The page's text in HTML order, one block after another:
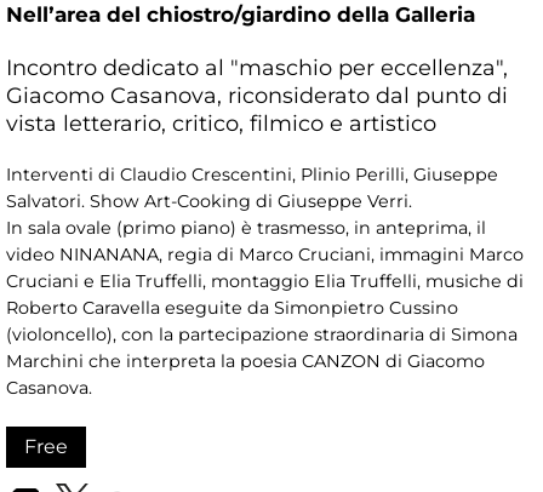
Nellʼarea del chiostro/giardino della Galleria
Incontro dedicato al "maschio per eccellenza",
Giacomo Casanova, riconsiderato dal punto di
vista letterario, critico, filmico e artistico
Interventi di Claudio Crescentini, Plinio Perilli, Giuseppe
Salvatori. Show Art-Cooking di Giuseppe Verri.
In sala ovale (primo piano) è trasmesso, in anteprima, il
video NINANANA, regia di Marco Cruciani, immagini Marco
Cruciani e Elia Truffelli, montaggio Elia Truffelli, musiche di
Roberto Caravella eseguite da Simonpietro Cussino
(violoncello), con la partecipazione straordinaria di Simona
Marchini che interpreta la poesia CANZON di Giacomo
Casanova.
Free